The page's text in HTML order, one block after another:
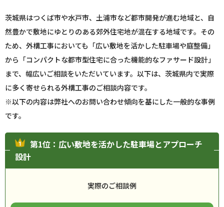
茨城県はつくば市や水戸市、土浦市など都市開発が進む地域と、自
然豊かで敷地にゆとりのある郊外住宅地が混在する地域です。その
ため、外構工事においても「広い敷地を活かした駐車場や庭整備」
から「コンパクトな都市型住宅に合った機能的なファサード設計」
まで、幅広いご相談をいただいています。以下は、茨城県内で実際
に多く寄せられる外構工事のご相談内容です。
※以下の内容は弊社へのお問い合わせ傾向を基にした一般的な事例
です。
第1位：広い敷地を活かした駐車場とアプローチ
設計
実際のご相談例